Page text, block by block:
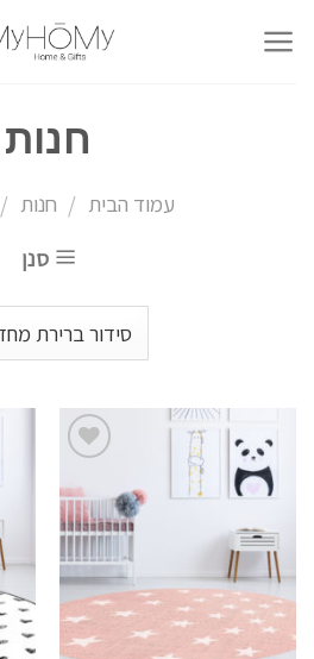
חנות
עמוד הבית / חנות /
סנן
לרשימת
המשאלות